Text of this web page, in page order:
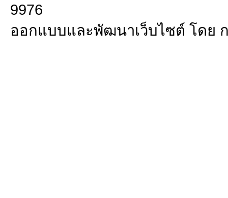
9976
ออกแบบและพัฒนาเว็บไซต์ โดย